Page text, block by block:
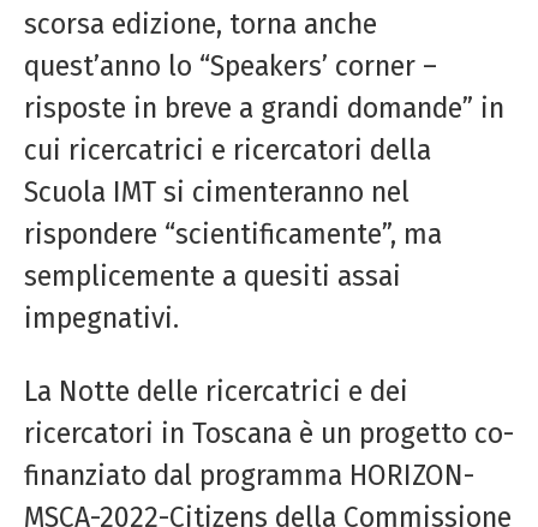
scorsa edizione, torna anche
quest’anno lo “Speakers’ corner –
risposte in breve a grandi domande” in
cui ricercatrici e ricercatori della
Scuola IMT si cimenteranno nel
rispondere “scientificamente”, ma
semplicemente a quesiti assai
impegnativi.
La Notte delle ricercatrici e dei
ricercatori in Toscana è un progetto co-
finanziato dal programma HORIZON-
MSCA-2022-Citizens della Commissione